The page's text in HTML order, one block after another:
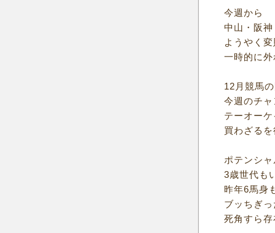
今週から
中山・阪
ようやく
一時的に
12月競馬
今週のチ
テーオー
買わざる
ポテンシ
3歳世代も
昨年6馬身
ブッちぎ
死角すら